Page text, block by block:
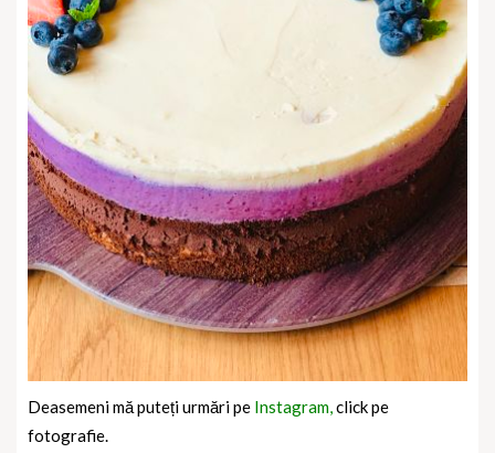
Deasemeni mă puteți urmări pe Instagram,click pe
fotografie.